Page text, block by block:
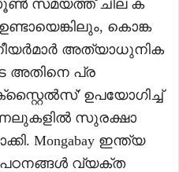
സമയത്ത് ചില ക
ഉണ്ടായെങ്കിലും, കൊങ്ക
അത്യാധുനിക
അതിനെ പ്ര
ഉപയോഗിച്ച്
ടണലുകളിൽ സുരക്ഷാ
Mongabay ഇന്ത്യ
പഠനങ്ങൾ വ്യക്ത